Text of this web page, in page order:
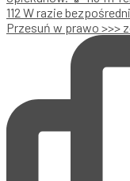
Przesuń w prawo >>>